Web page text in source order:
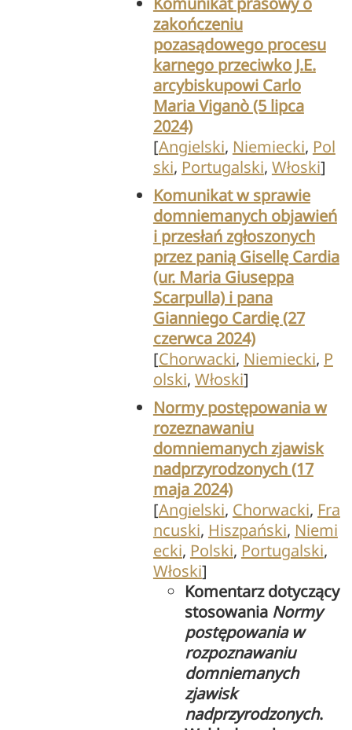
zakończeniu
pozasądowego procesu
karnego przeciwko J.E.
arcybiskupowi Carlo
Maria Viganò (5 lipca
2024)
[Angielski, Niemiecki, Pol
ski, Portugalski, Włoski]
Komunikat w sprawie
domniemanych objawień
i przesłań zgłoszonych
przez panią Gisellę Cardia
(ur. Maria Giuseppa
Scarpulla) i pana
Gianniego Cardię (27
czerwca 2024)
[Chorwacki, Niemiecki, P
olski, Włoski]
Normy postępowania w
rozeznawaniu
domniemanych zjawisk
nadprzyrodzonych (17
maja 2024)
[Angielski, Chorwacki, Fra
ncuski, Hiszpański, Niemi
ecki, Polski, Portugalski,
Włoski]
Komentarz dotyczący
stosowania Normy
postępowania w
rozpoznawaniu
domniemanych
zjawisk
nadprzyrodzonych.